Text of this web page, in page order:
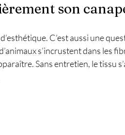
son
C’est aussi une
s’incrustent dans les
Sans entretien, le tissu